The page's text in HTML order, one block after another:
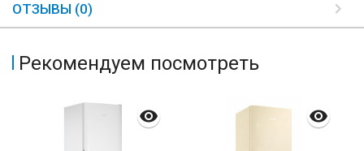
ОТЗЫВЫ (0)
Рекомендуем посмотреть